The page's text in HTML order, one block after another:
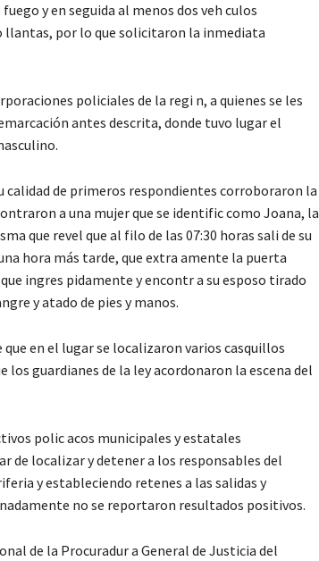
y en seguida al menos dos veh culos
llantas, por lo que solicitaron la inmediata
policiales de la regi n, a quienes se les
antes descrita, donde tuvo lugar el
calidad de primeros respondientes corroboraron la
a una mujer que se identific como Joana, la
que revel que al filo de las 07:30 horas sali de su
hora más tarde, que extra amente la puerta
ingres pidamente y encontr a su esposo tirado
y atado de pies y manos.
en el lugar se localizaron varios casquillos
los guardianes de la ley acordonaron la escena del
polic acos municipales y estatales
localizar y detener a los responsables del
y estableciendo retenes a las salidas y
no se reportaron resultados positivos.
de la Procuradur a General de Justicia del